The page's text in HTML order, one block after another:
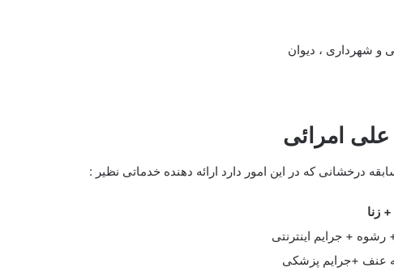
و شهرداری ، دیوان
علی امرائی
درخشانی که در این امور دارد ارائه دهنده خدماتی نظیر :
زنا
+ جرایم اینترنتی
عنف +جرایم پزشکی